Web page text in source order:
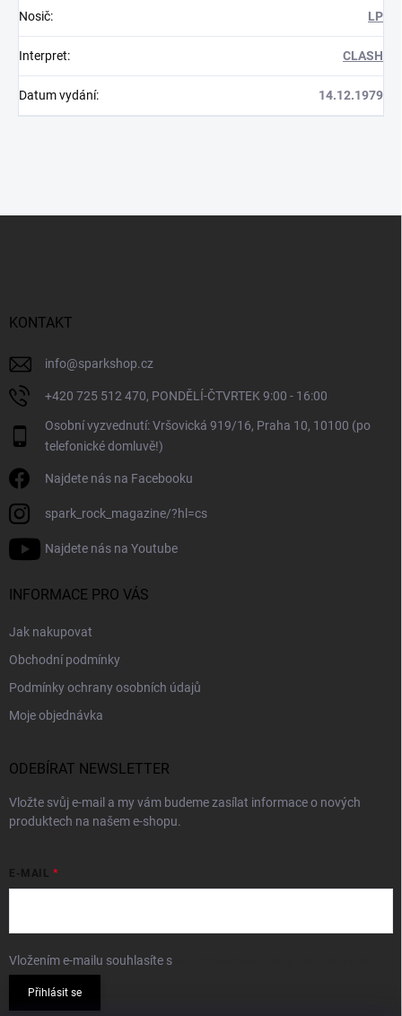
Nosič: LP
Interpret: CLASH
Datum vydání: 14.12.1979
KONTAKT
info@sparkshop.cz
+420 725 512 470, PONDĚLÍ-ČTVRTEK 9:00 - 16:00
Osobní vyzvednutí: Vršovická 919/16, Praha 10, 10100 (po
telefonické domluvě!)
Najdete nás na Facebooku
spark_rock_magazine/?hl=cs
Najdete nás na Youtube
INFORMACE PRO VÁS
Jak nakupovat
Obchodní podmínky
Podmínky ochrany osobních údajů
Moje objednávka
ODEBÍRAT NEWSLETTER
Vložte svůj e-mail a my vám budeme zasílat informace o nových
produktech na našem e-shopu.
E-MAIL
Vložením e-mailu souhlasíte s
Přihlásit se